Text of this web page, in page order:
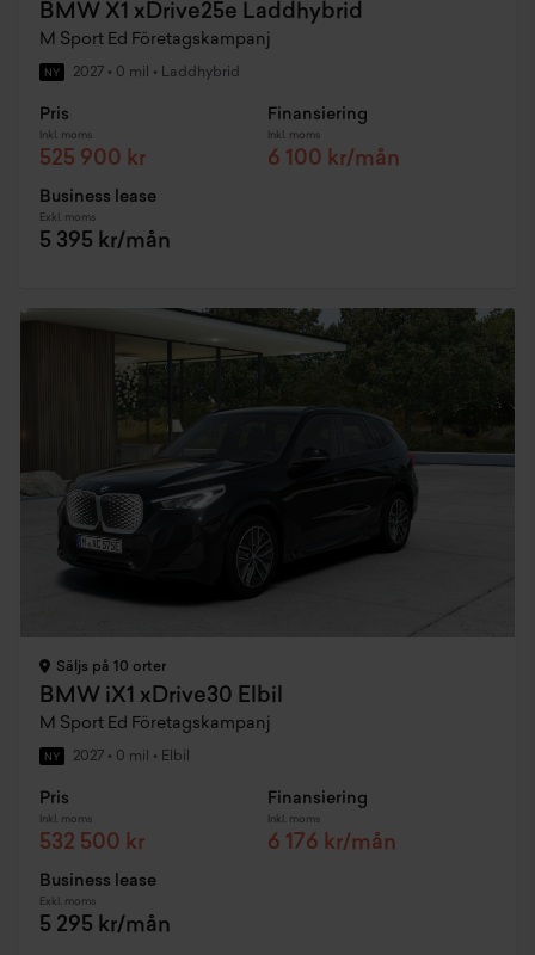
BMW X1 xDrive25e Laddhybrid
M Sport Ed Företagskampanj
NY 2027 • 0 mil • Laddhybrid
Pris
Inkl. moms
525 900 kr
Finansiering
Inkl. moms
6 100 kr/mån
Business lease
Exkl. moms
5 395 kr/mån
Säljs på 10 orter
BMW iX1 xDrive30 Elbil
M Sport Ed Företagskampanj
NY 2027 • 0 mil • Elbil
Pris
Inkl. moms
532 500 kr
Finansiering
Inkl. moms
6 176 kr/mån
Business lease
Exkl. moms
5 295 kr/mån